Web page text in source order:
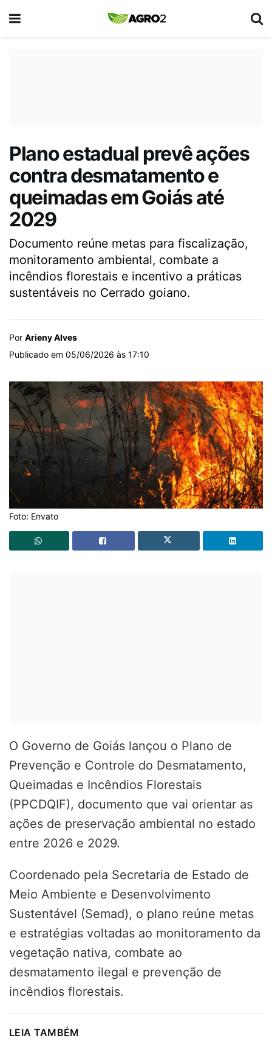
Plano estadual prevê ações
contra desmatamento e
queimadas em Goiás até
2029
Documento reúne metas para fiscalização,
monitoramento ambiental, combate a
incêndios florestais e incentivo a práticas
sustentáveis no Cerrado goiano.
Por Arieny Alves
Publicado em 05/06/2026 às 17:10
Foto: Envato
O Governo de Goiás lançou o Plano de
Prevenção e Controle do Desmatamento,
Queimadas e Incêndios Florestais
(PPCDQIF), documento que vai orientar as
ações de preservação ambiental no estado
entre 2026 e 2029.
Coordenado pela Secretaria de Estado de
Meio Ambiente e Desenvolvimento
Sustentável (Semad), o plano reúne metas
e estratégias voltadas ao monitoramento da
vegetação nativa, combate ao
desmatamento ilegal e prevenção de
incêndios florestais.
LEIA TAMBÉM